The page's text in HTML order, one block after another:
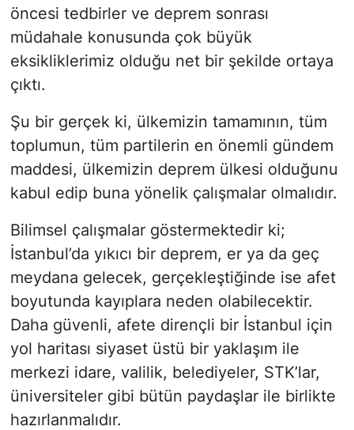
öncesi tedbirler ve deprem sonrası
müdahale konusunda çok büyük
eksikliklerimiz olduğu net bir şekilde ortaya
çıktı.
Şu bir gerçek ki, ülkemizin tamamının, tüm
toplumun, tüm partilerin en önemli gündem
maddesi, ülkemizin deprem ülkesi olduğunu
kabul edip buna yönelik çalışmalar olmalıdır.
Bilimsel çalışmalar göstermektedir ki;
İstanbul’da yıkıcı bir deprem, er ya da geç
meydana gelecek, gerçekleştiğinde ise afet
boyutunda kayıplara neden olabilecektir.
Daha güvenli, afete dirençli bir İstanbul için
yol haritası siyaset üstü bir yaklaşım ile
merkezi idare, valilik, belediyeler, STK’lar,
üniversiteler gibi bütün paydaşlar ile birlikte
hazırlanmalıdır.